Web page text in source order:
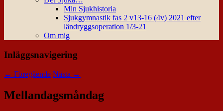
Min Sjukhistoria
Sjukgymnastik fas 2 v13-16 (4v) 2021 efter
ländryggsoperation 1/3-21
Om mig
Inläggsnavigering
← Föregående Nästa →
Mellandagsmåndag